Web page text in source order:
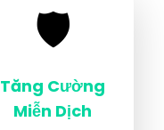
🛡️
Tăng Cường
Miễn Dịch